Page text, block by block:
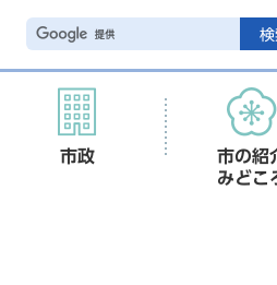
市政
市の紹
みどこ